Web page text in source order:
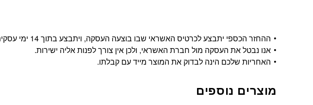
ההחזר הכספי יתבצע לכרטיס האשראי שבו בוצעה העסקה, ויתבצע בתוך 14 ימי עסקים מרגע החזרתו.
אנו נבטל את העסקה מול חברת האשראי, ולכן אין צורך לפנות אליה ישירות.
האחריות שלכם הינה לבדוק את המוצר מייד עם קבלתו.
מוצרים נוספים